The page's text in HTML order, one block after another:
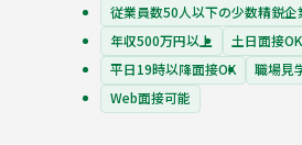
従業員数50人以下の少数精鋭企
年収500万円以上
土日面接OK
平日19時以降面接OK
職場見
Web面接可能